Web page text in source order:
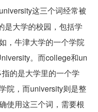
这三个词经常被
是大学的校园，包括学
，牛津大学的一个学院
。而college和un
的是大学里的一个学
院，而university则是整
使用这三个词，需要根